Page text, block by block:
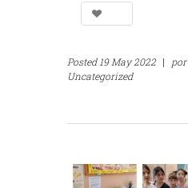
Posted19 May 2022 | por
Uncategorized